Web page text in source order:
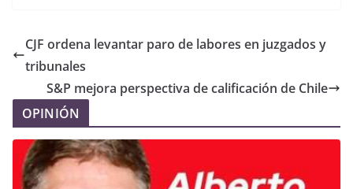
CJF ordena levantar paro de labores en juzgados y
tribunales
S&P mejora perspectiva de calificación de Chile
OPINIÓN